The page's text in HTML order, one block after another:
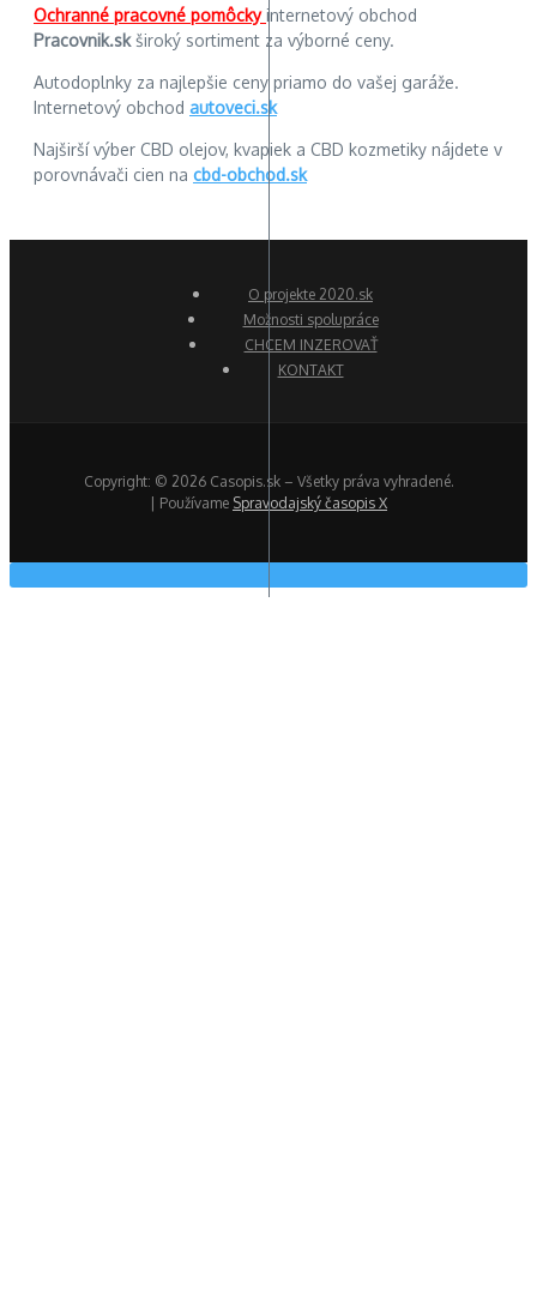
Ochranné pracovné pomôckyinternetový obchod
Pracovnik.skširoký sortiment za výborné ceny.
Autodoplnky za najlepšie ceny priamo do vašej garáže.
Internetový obchod autoveci.sk
Najširší výber CBD olejov, kvapiek a CBD kozmetiky nájdete v
porovnávači cien na cbd-obchod.sk
O projekte 2020.sk
Možnosti spolupráce
CHCEM INZEROVAŤ
KONTAKT
Copyright: © 2026 Casopis.sk – Všetky práva vyhradené.
| Používame Spravodajský časopis X